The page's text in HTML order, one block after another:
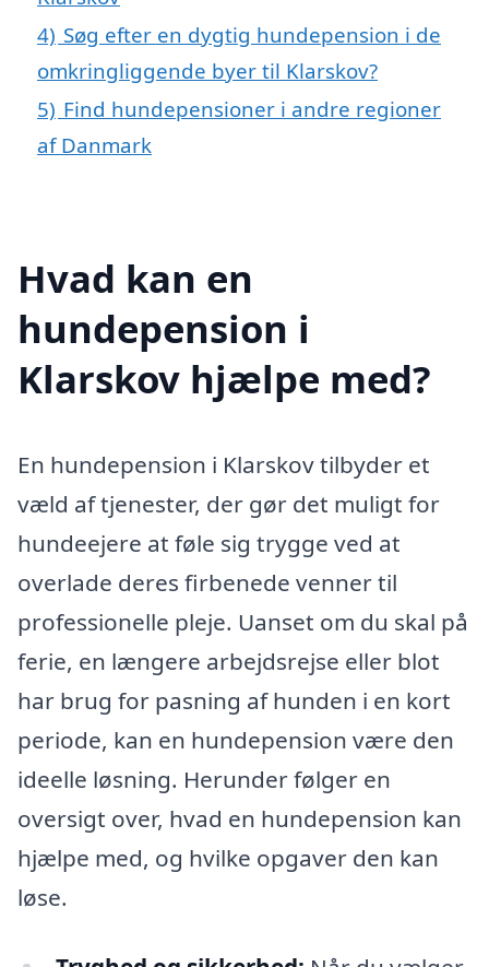
4) Søg efter en dygtig hundepension i de
omkringliggende byer til Klarskov?
5) Find hundepensioner i andre regioner
af Danmark
Hvad kan en
hundepension i
Klarskov hjælpe med?
En hundepension i Klarskov tilbyder et
væld af tjenester, der gør det muligt for
hundeejere at føle sig trygge ved at
overlade deres firbenede venner til
professionelle pleje. Uanset om du skal på
ferie, en længere arbejdsrejse eller blot
har brug for pasning af hunden i en kort
periode, kan en hundepension være den
ideelle løsning. Herunder følger en
oversigt over, hvad en hundepension kan
hjælpe med, og hvilke opgaver den kan
løse.